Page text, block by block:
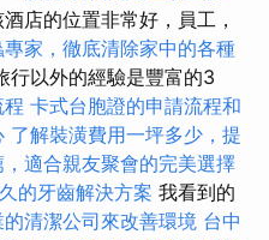
酒店的位置非常好，員工，
專家，徹底清除家中的各種
行以外的經驗是豐富的3
卡式台胞證的申請流程和
了解裝潢費用一坪多少，提
適合親友聚會的完美選擇
的牙齒解決方案 我看到的
清潔公司來改善環境 台中